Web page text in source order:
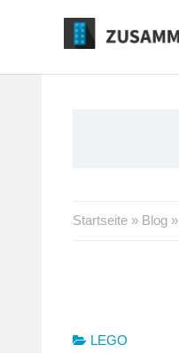
Startseite » Blog »
LEGO